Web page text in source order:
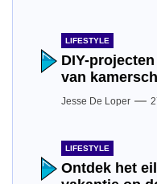
LIFESTYLE
DIY-
van
Jesse De Loper
LIFESTYLE
Ontdek het